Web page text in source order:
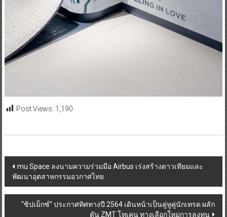
Post Views: 1,190
Post
navigation
mu Space ลงนามความร่วมมือ Airbus เร่งสร้างดาวเทียมและ
พัฒนาอุตสาหกรรมอวกาศไทย
“ซิปเม็กซ์” ประกาศทิศทางปี 2564 เดินหน้าเป็นคู่หูคู่นักเทรด ผลัก
ดัน ZMT โทเคน ทางเลือกใหม่การลงทุน